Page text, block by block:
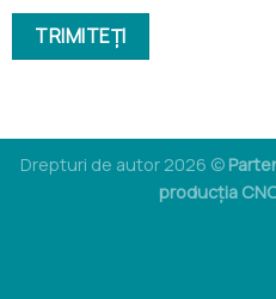
Drepturi de autor 2026 ©
producția